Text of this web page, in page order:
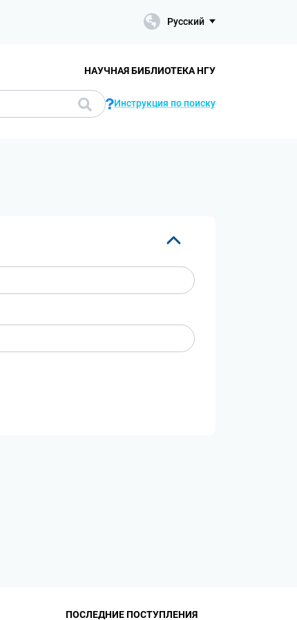
Русский
НАУЧНАЯ БИБЛИОТЕКА НГУ
Инструкция по поиску
ПОСЛЕДНИЕ ПОСТУПЛЕНИЯ